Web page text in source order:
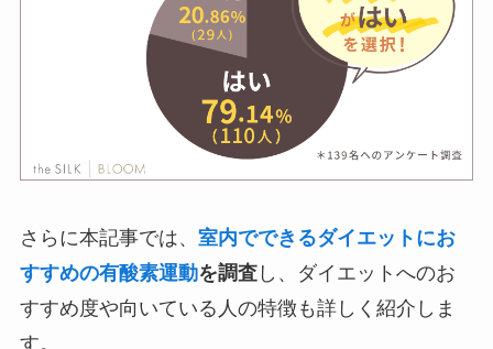
さらに本記事では、 室内でできるダイエットにお
すすめの有酸素運動を調査し、ダイエットへのお
すすめ度や向いている人の特徴も詳しく紹介しま
す。